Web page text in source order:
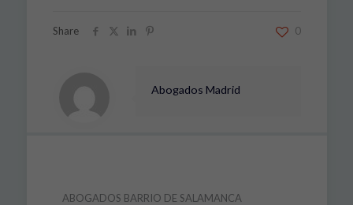
Share 0
Abogados Madrid
ABOGADOS BARRIO DE SALAMANCA